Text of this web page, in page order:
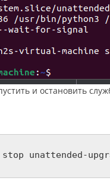
и остановить
unattended-